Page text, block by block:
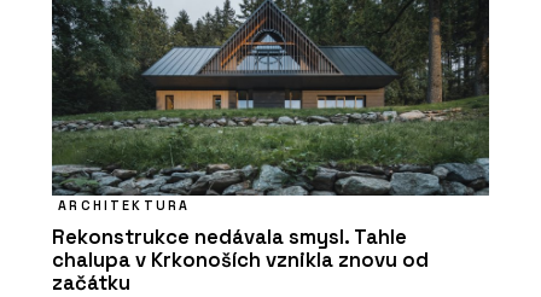
ARCHITEKTURA
Rekonstrukce nedávala smysl. Tahle
chalupa v Krkonoších vznikla znovu od
začátku